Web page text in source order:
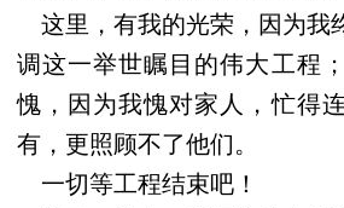
这里，有我的光荣，因为我
调这一举世瞩目的伟大工程
愧，因为我愧对家人，忙得
有，更照顾不了他们。
一切等工程结束吧！